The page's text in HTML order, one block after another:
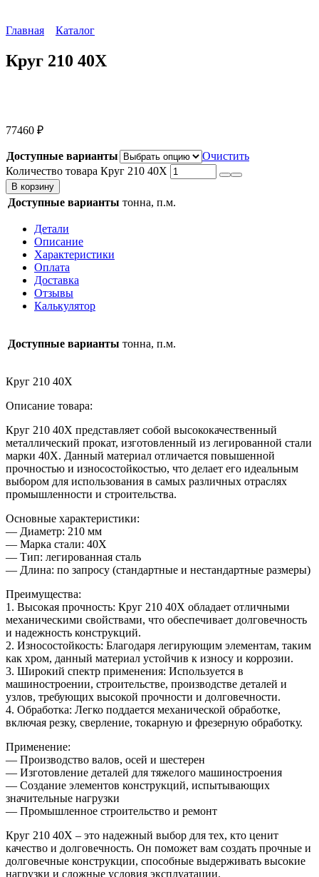
Главная Каталог
Круг 210 40Х
77460 ₽
Доступные варианты
Очистить
Количество товара Круг 210 40Х
В корзину
Доступные варианты тонна, п.м.
Детали
Описание
Характеристики
Оплата
Доставка
Отзывы
Калькулятор
Доступные варианты тонна, п.м.
Круг 210 40Х
Описание товара:
Круг 210 40Х представляет собой высококачественный
металлический прокат, изготовленный из легированной стали
марки 40Х. Данный материал отличается повышенной
прочностью и износостойкостью, что делает его идеальным
выбором для использования в самых различных отраслях
промышленности и строительства.
Основные характеристики:
— Диаметр: 210 мм
— Марка стали: 40Х
— Тип: легированная сталь
— Длина: по запросу (стандартные и нестандартные размеры)
Преимущества:
1. Высокая прочность: Круг 210 40Х обладает отличными
механическими свойствами, что обеспечивает долговечность
и надежность конструкций.
2. Износостойкость: Благодаря легирующим элементам, таким
как хром, данный материал устойчив к износу и коррозии.
3. Широкий спектр применения: Используется в
машиностроении, строительстве, производстве деталей и
узлов, требующих высокой прочности и долговечности.
4. Обработка: Легко поддается механической обработке,
включая резку, сверление, токарную и фрезерную обработку.
Применение:
— Производство валов, осей и шестерен
— Изготовление деталей для тяжелого машиностроения
— Создание элементов конструкций, испытывающих
значительные нагрузки
— Промышленное строительство и ремонт
Круг 210 40Х – это надежный выбор для тех, кто ценит
качество и долговечность. Он поможет вам создать прочные и
долговечные конструкции, способные выдерживать высокие
нагрузки и сложные условия эксплуатации.